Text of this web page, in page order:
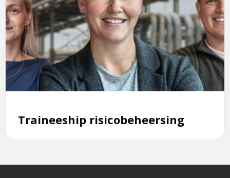
Traineeship risicobeheersing
meer
over
Traineeship
risicobeheersing